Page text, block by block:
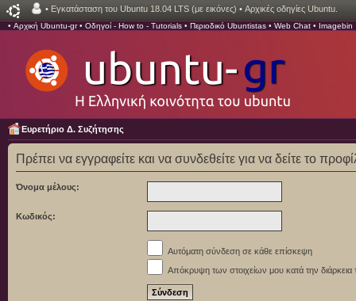
• Εγκατάσταση του Ubuntu 18.04 LTS (με εικόνες) • Αρχικές οδηγίες Ubuntu.
• Αρχική Ubuntu-gr• Οδηγοί - How to - Tutorials • Περιοδικό Ubuntistas • Web Chat • Imagebin
Ευρετήριο Δ. Συζήτησης
Πρέπει να εγγραφείτε και να συνδεθείτε για να δείτε το
Όνομα μέλους:
Κωδικός:
Αυτόματη σύνδεση σε κάθε επίσκεψη
Απόκρυψη των στοιχείων μου κατά την διάρκεια